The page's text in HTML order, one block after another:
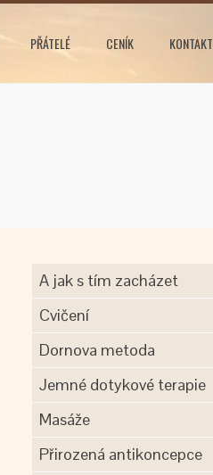
PŘÁTELÉ CENÍK
KONTAKT
A jak s tím zacházet
Cvičení
Dornova metoda
Jemné dotykové terapie
Masáže
Přirozená antikoncepce